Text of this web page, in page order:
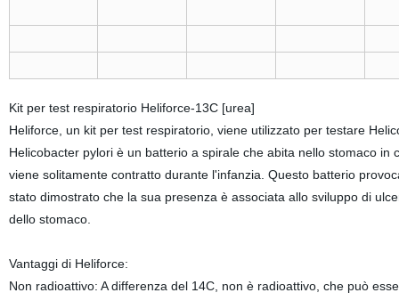
Kit per test respiratorio Heliforce-13C [urea]
Heliforce, un kit per test respiratorio, viene utilizzato per testare
Helicobacter pylori è un batterio a spirale che abita nello stomaco
viene solitamente contratto durante l'infanzia. Questo batterio
stato dimostrato che la sua presenza è associata allo sviluppo di
dello stomaco.
Vantaggi di Heliforce:
Non radioattivo: A differenza del 14C, non è radioattivo, che può